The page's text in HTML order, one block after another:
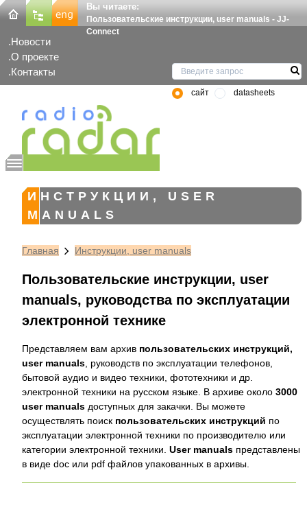
Вы читаете:
Пользовательские инструкции, user manuals - JJ-
Connect
Новости
О проекте
Контакты
сайт datasheets
ИНСТРУКЦИИ, USER
MANUALS
Главная Инструкции, user manuals
Пользовательские инструкции, user
manuals, руководства по эксплуатации
электронной технике
Представляем вам архив пользовательских инструкций,
user manuals , руководств по эксплуатации телефонов,
бытовой аудио и видео техники, фототехники и др.
электронной техники на русском языке. В архиве около 3000
user manuals доступных для закачки. Вы можете
осуществлять поиск пользовательских инструкций по
эксплуатации электронной техники по производителю или
категории электронной техники. User manuals представлены
в виде doc или pdf файлов упакованных в архивы.